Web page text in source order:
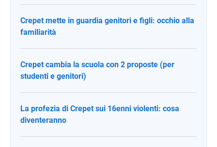
Crepet mette in guardia genitori e figli: occhio alla
familiarità
Crepet cambia la scuola con 2 proposte (per
studenti e genitori)
La profezia di Crepet sui 16enni violenti: cosa
diventeranno